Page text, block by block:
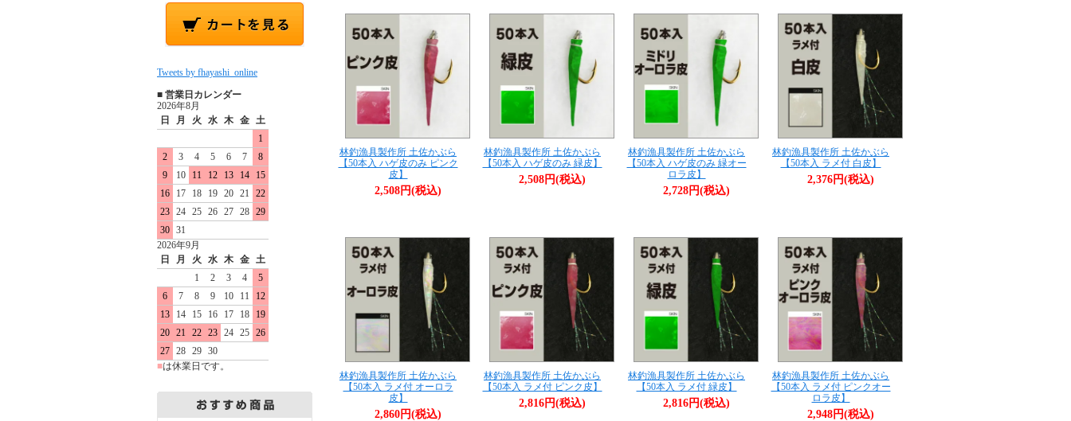
Tweets by fhayashi_online
■ 営業日カレンダー
2026年8月
日
月 火 水 木 金 土
1
2
3 4 5 6 7
8
9
10 11 12 13 14
15
16
17 18 19 20 21
22
23 24 25 26 27 28 29
30 31
2026年9月
日
月 火 水 木 金 土
1
2 3 4
5
6
7 8 9 10 11
12
13
14 15 16 17 18
19
20 21 22 23 24 25 26
27 28 29 30
■は休業日です。
林釣漁具製作所 土佐かぶら
【50本入 ハゲ皮のみ ピンク
皮】
2,508円(税込)
林釣漁具製作所 土佐かぶら
【50本入 ハゲ皮のみ 緑皮】
2,508円(税込)
林釣漁具製作所 土佐かぶら
【50本入 ハゲ皮のみ 緑オー
ロラ皮】
2,728円(税込)
林釣漁具製作所 土佐かぶら
【50本入 ラメ付 白皮】
2,376円(税込)
林釣漁具製作所 土佐かぶら
【50本入 ラメ付 オーロラ
皮】
2,860円(税込)
林釣漁具製作所 土佐かぶら
【50本入 ラメ付 ピンク皮】
2,816円(税込)
林釣漁具製作所 土佐かぶら
【50本入 ラメ付 緑皮】
2,816円(税込)
林釣漁具製作所 土佐かぶら
【50本入 ラメ付 ピンクオー
ロラ皮】
2,948円(税込)